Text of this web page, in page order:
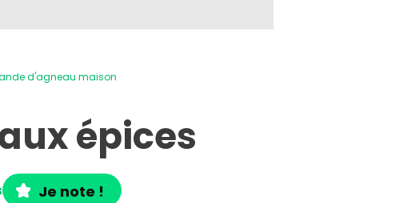
d'agneau maison
épices
Je note !